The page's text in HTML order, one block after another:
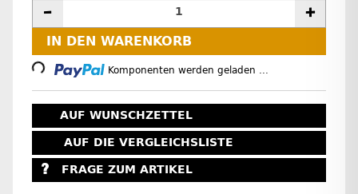
IN DEN WARENKORB
Loading... Komponenten werden geladen ...
AUF WUNSCHZETTEL
AUF DIE VERGLEICHSLISTE
FRAGE ZUM ARTIKEL